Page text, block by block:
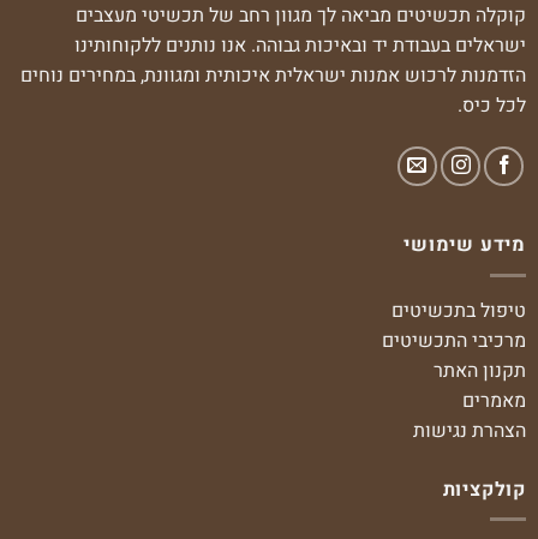
קוקלה תכשיטים מביאה לך מגוון רחב של תכשיטי מעצבים
ישראלים בעבודת יד ובאיכות גבוהה. אנו נותנים ללקוחותינו
הזדמנות לרכוש אמנות ישראלית איכותית ומגוונת, במחירים נוחים
לכל כיס.
מידע שימושי
טיפול בתכשיטים
מרכיבי התכשיטים
תקנון האתר
מאמרים
הצהרת נגישות
קולקציות